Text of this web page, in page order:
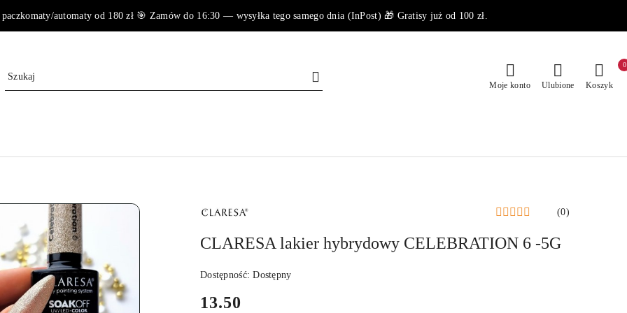
paczkomaty/automaty od 180 zł 🎯 Zamów do 16:30 — wysyłka tego samego dnia (InPost) 🎁 Gratisy już od 100 zł.
Moje konto Ulubione Koszyk
0
NAZWA
PRODUCENTA:
(0)
CLARESA lakier hybrydowy CELEBRATION 6 -5G
Dostępność:Dostępny
cena:
13.50